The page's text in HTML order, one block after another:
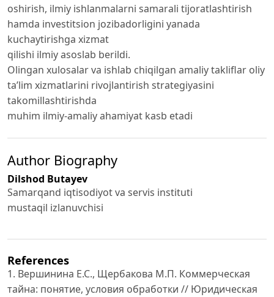
oshirish, ilmiy ishlanmalarni samarali tijoratlashtirish
hamda investitsion jozibadorligini yanada
kuchaytirishga xizmat
qilishi ilmiy asoslab berildi.
Olingan xulosalar va ishlab chiqilgan amaliy takliflar oliy
ta’lim xizmatlarini rivojlantirish strategiyasini
takomillashtirishda
muhim ilmiy-amaliy ahamiyat kasb etadi
Author Biography
Dilshod Butayev
Samarqand iqtisodiyot va servis instituti
mustaqil izlanuvchisi
References
1. Вершинина Е.С., Щербакова М.П. Коммерческая
тайна: понятие, условия обработки // Юридическая